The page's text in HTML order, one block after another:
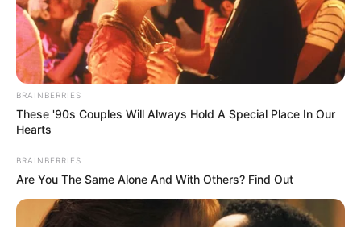
BRAINBERRIES
These '90s Couples Will Always Hold A Special Place In Our
Hearts
BRAINBERRIES
Are You The Same Alone And With Others? Find Out